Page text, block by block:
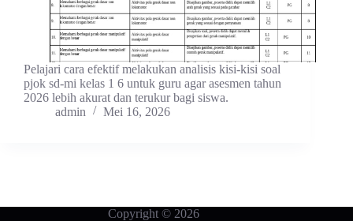
Pelajari cara efektif melakukan analisis kisi-kisi soal
pjok sd-mi kelas 1 6 untuk guru agar asesmen tahun
2026 lebih akurat dan terukur bagi siswa.
admin
Mei 16, 2026
Copyright © 2026